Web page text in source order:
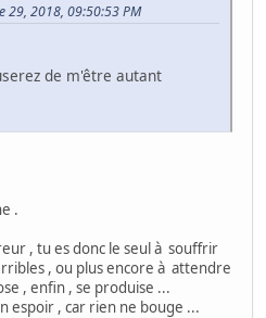
29, 2018, 09:50:53 PM
de m'être autant
.
, tu es donc le seul à souffrir
, ou plus encore à attendre
, enfin , se produise ...
espoir , car rien ne bouge ...